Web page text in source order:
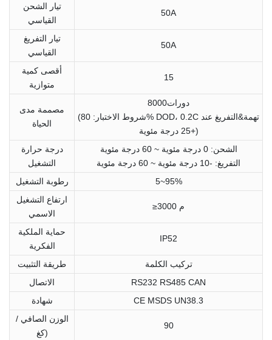
تيار الشحن
القياسي
50A
تيار التفريغ
القياسي
50A
أقصى كمية
متوازية
15
مصممة مدى
الحياة
دورات8000
(شروط الاختبار: 80% DOD، 0.2C تهمة&التفريغ عند
+25 درجة مئوية)
درجة حرارة
التشغيل
الشحن: 0 درجة مئوية ~ 60 درجة مئوية
التفريغ: -10 درجة مئوية ~ 60 درجة مئوية
رطوبة التشغيل
5~95%
ارتفاع التشغيل
الاسمي
≥3000 م
حماية الملكية
الفكرية
IP52
طريقة التثبيت
تركيب الكلمة
الاتصال
RS232 RS485 CAN
شهادة
CE MSDS UN38.3
الوزن الصافي /
كغ)
90